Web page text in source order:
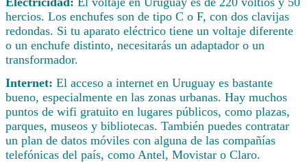
hercios. Los enchufes son de tipo C o F, con dos clavijas
redondas. Si tu aparato eléctrico tiene un voltaje diferente
o un enchufe distinto, necesitarás un adaptador o un
transformador.
Internet: El acceso a internet en Uruguay es bastante
bueno, especialmente en las zonas urbanas. Hay muchos
puntos de wifi gratuito en lugares públicos, como plazas,
parques, museos y bibliotecas. También puedes contratar
un plan de datos móviles con alguna de las compañías
telefónicas del país, como Antel, Movistar o Claro.